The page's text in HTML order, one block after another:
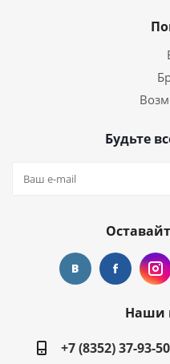
Будьте
Наши
+7 (8352) 37-93-50